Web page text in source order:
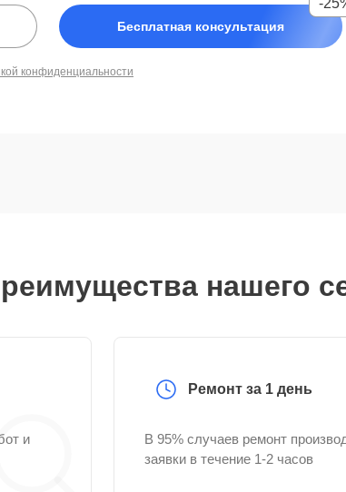
Бесплатная консультация
-
конфиденциальности
нашего
и
Ремонт за 1 день
В 95% случаев ремонт
заявки в течение 1-2 часов